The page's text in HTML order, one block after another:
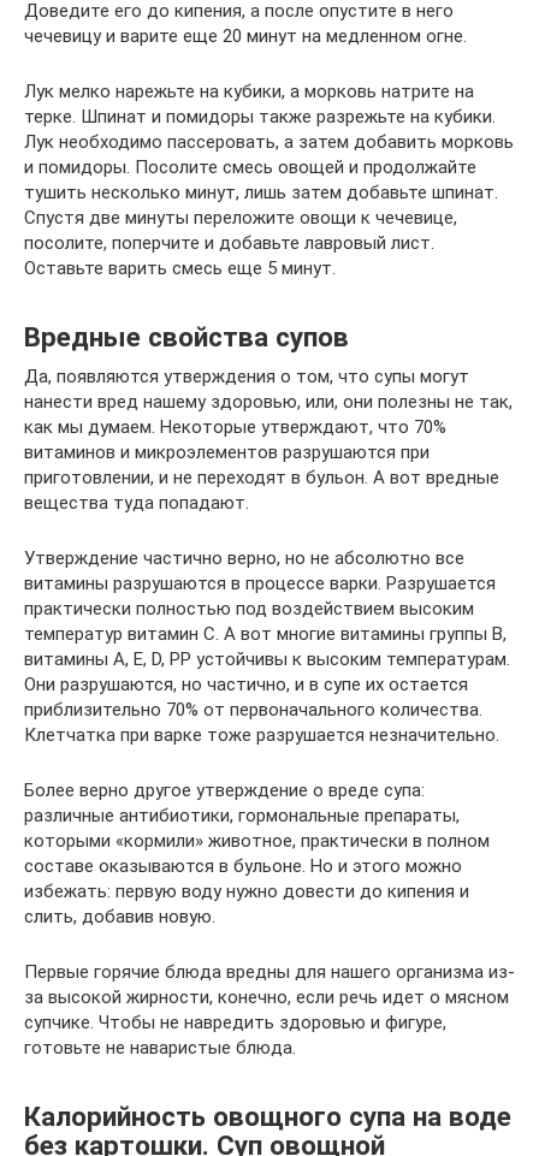
Доведите его до кипения, а после опустите в него
чечевицу и варите еще 20 минут на медленном огне.
Лук мелко нарежьте на кубики, а морковь натрите на
терке. Шпинат и помидоры также разрежьте на кубики.
Лук необходимо пассеровать, а затем добавить морковь
и помидоры. Посолите смесь овощей и продолжайте
тушить несколько минут, лишь затем добавьте шпинат.
Спустя две минуты переложите овощи к чечевице,
посолите, поперчите и добавьте лавровый лист.
Оставьте варить смесь еще 5 минут.
Вредные свойства супов
Да, появляются утверждения о том, что супы могут
нанести вред нашему здоровью, или, они полезны не так,
как мы думаем. Некоторые утверждают, что 70%
витаминов и микроэлементов разрушаются при
приготовлении, и не переходят в бульон. А вот вредные
вещества туда попадают.
Утверждение частично верно, но не абсолютно все
витамины разрушаются в процессе варки. Разрушается
практически полностью под воздействием высоким
температур витамин C. А вот многие витамины группы B,
витамины A, E, D, PP устойчивы к высоким температурам.
Они разрушаются, но частично, и в супе их остается
приблизительно 70% от первоначального количества.
Клетчатка при варке тоже разрушается незначительно.
Более верно другое утверждение о вреде супа:
различные антибиотики, гормональные препараты,
которыми «кормили» животное, практически в полном
составе оказываются в бульоне. Но и этого можно
избежать: первую воду нужно довести до кипения и
слить, добавив новую.
Первые горячие блюда вредны для нашего организма из-
за высокой жирности, конечно, если речь идет о мясном
супчике. Чтобы не навредить здоровью и фигуре,
готовьте не наваристые блюда.
Калорийность овощного супа на воде
без картошки. Суп овощной